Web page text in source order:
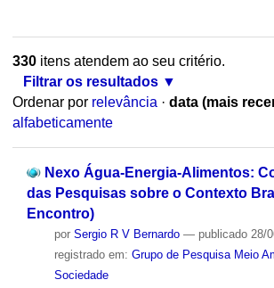
330itens atendem ao seu critério.
Filtrar os resultados
Ordenar por relevância · data (mais
alfabeticamente
Nexo Água-Energia-Alimentos:
das Pesquisas sobre o Contexto
Encontro)
por Sergio R V Bernardo — publicado28/
registrado em: Grupo de Pesquisa Meio
Sociedade